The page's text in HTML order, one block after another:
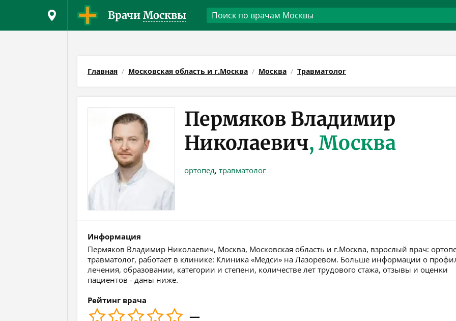
Врачи Москвы
Главная Московская область и г.Москва Москва Травматолог
Пермяков Владимир
Николаевич, Москва
ортопед, травматолог
Информация
Пермяков Владимир Николаевич, Москва, Московская область и г.Москва, взрослый врач:
травматолог, работает в клинике: Клиника «Медси» на Лазоревом. Больше информации о
лечения, образовании, категории и степени, количестве лет трудового стажа, отзывы и оценки
пациентов - даны ниже.
Рейтинг врача
—